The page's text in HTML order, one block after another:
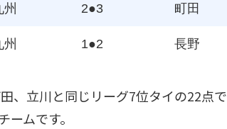
2●3 町田
1●2 長野
、立川と同じリーグ7位タイの22点で
ムです。